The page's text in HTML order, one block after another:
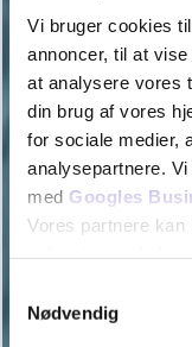
Vi bruger cookies
annoncer, til at
at analysere vores
din brug af vores
for sociale medier,
analysepartnere.
med Googles
Vores partnere kan
Nødvendig